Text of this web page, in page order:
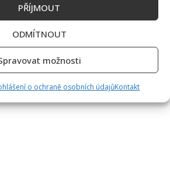
PŘÍJMOUT
ODMÍTNOUT
možnosti
o ochraně osobních údajůKontakt